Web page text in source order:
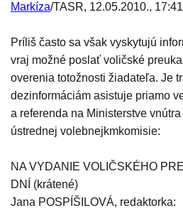
Markíza/TASR, 12.05.2010., 17:41
Príliš často sa však vyskytujú
vraj možné poslať voličské
overenia totožnosti žiadateľa. Je
dezinformáciám asistuje priamo
a referenda na Ministerstve
ústrednej volebnejkmkomisie:
NA VYDANIE VOLIČSKÉHO
DNÍ (krátené)
Jana POSPÍŠILOVÁ, redaktorka: